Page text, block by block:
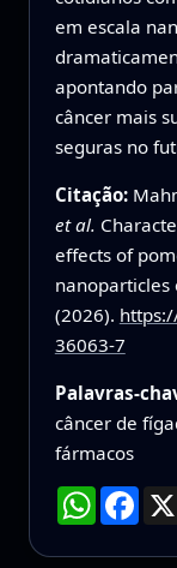
em escala
apontando
câncer mais
seguras no
Citação:
et al.
effects of
nanoparticles
(2026).
36063-7
Palavras-
câncer de
fármacos